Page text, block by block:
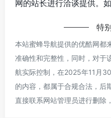
网的站长进行洽谈提供。
特
本站蜜蜂导航提供的优酷网都
准确性和完整性，同时，对于
航实际控制，在2025年11月
的内容，都属于合规合法，后
直接联系网站管理员进行删除